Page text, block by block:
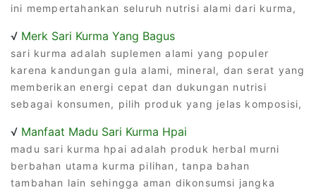
ini mempertahankan seluruh nutrisi alami dari kurma,
√ Merk Sari Kurma Yang Bagus
sari kurma adalah suplemen alami yang populer
karena kandungan gula alami, mineral, dan serat yang
memberikan energi cepat dan dukungan nutrisi
sebagai konsumen, pilih produk yang jelas komposisi,
√ Manfaat Madu Sari Kurma Hpai
madu sari kurma hpai adalah produk herbal murni
berbahan utama kurma pilihan, tanpa bahan
tambahan lain sehingga aman dikonsumsi jangka